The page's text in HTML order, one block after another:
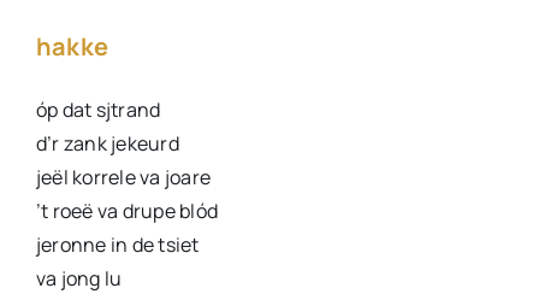
hakke
óp dat sjtrand
d’r zank jekeurd
jeël korrele va joare
’t roeë va drupe blód
jeronne in de tsiet
va jong lu